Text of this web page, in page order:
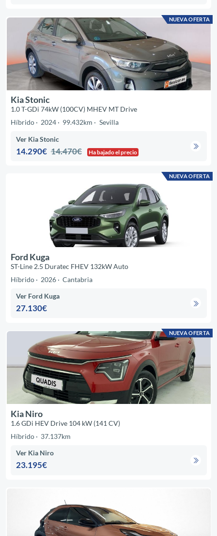
NUEVA OFERTA
Kia Stonic
1.0 T-GDi 74kW (100CV) MHEV MT Drive
Híbrido
2024 99.432km Sevilla
Ver Kia Stonic
14.290€ 14.470€ Ha bajado el precio
NUEVA OFERTA
Ford Kuga
ST-Line 2.5 Duratec FHEV 132kW Auto
Híbrido
2026 Cantabria
Ver Ford Kuga
27.130€
NUEVA OFERTA
Kia Niro
1.6 GDi HEV Drive 104 kW (141 CV)
Híbrido
37.137km
Ver Kia Niro
23.195€